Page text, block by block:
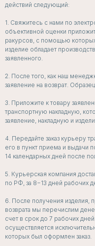
действий следующий:
1. Свяжитесь с нами по
объективной оценки
ракурсов, с помощью
изделие обладает
заявленного.
2. После того, как наш
заявление на возврат.
3. Приложите к товару
транспортную накладную,
заявление, накладную и
4. Передайте заказ курьеру
его в пункт приема и выдачи
14 календарных дней после
5. Курьерская компания
по РФ, за 8−13 дней рабочих
6. После получения изделия,
возврата мы перечислим
счет в срок до 7 рабочих
осуществляется
которых был оформлен заказ.
ДЛЯ